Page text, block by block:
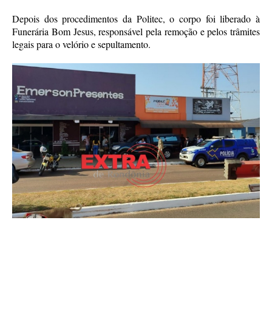
Depois dos procedimentos da Politec, o corpo foi liberado à
Funerária Bom Jesus, responsável pela remoção e pelos trâmites
legais para o velório e sepultamento.